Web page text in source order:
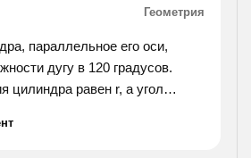
Геометрия
параллельное его оси,
дугу в 120 градусов.
цилиндра равен r, а угол
найдите объём цилиндра.).